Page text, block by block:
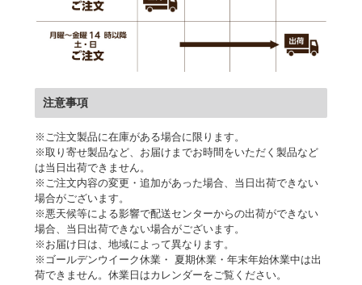
注意事項
※ご注文製品に在庫がある場合に限ります。
※取り寄せ製品など、お届けまでお時間をいただく製品など
は当日出荷できません。
※ご注文内容の変更・追加があった場合、当日出荷できない
場合がございます。
※悪天候等による影響で配送センターからの出荷ができない
場合、当日出荷できない場合がございます。
※お届け日は、地域によって異なります。
※ゴールデンウイーク休業・ 夏期休業・年末年始休業中は出
荷できません。休業日はカレンダーをご覧ください。